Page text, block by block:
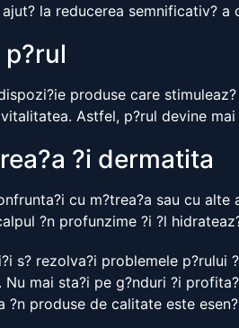
la reducerea semnificativ? a
p?rul
produse care
Astfel, p?rul devine
?i dermatita
cu m?trea?a sau cu
?n profunzime ?i ?l
s? rezolva?i problemele
mai sta?i pe g?nduri ?i
?n produse de calitate este